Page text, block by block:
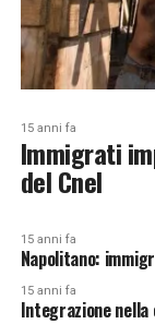
15 anni fa
Immigrati
del Cnel
15 anni fa
Napolitano:
15 anni fa
Integrazione nella